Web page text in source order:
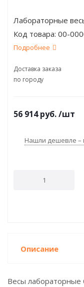
Лабораторные
Код товара: 00-
Подробнее
Доставка заказа
по городу
56 914руб./шт
Нашли дешевле –
Описание
Весы лабораторные